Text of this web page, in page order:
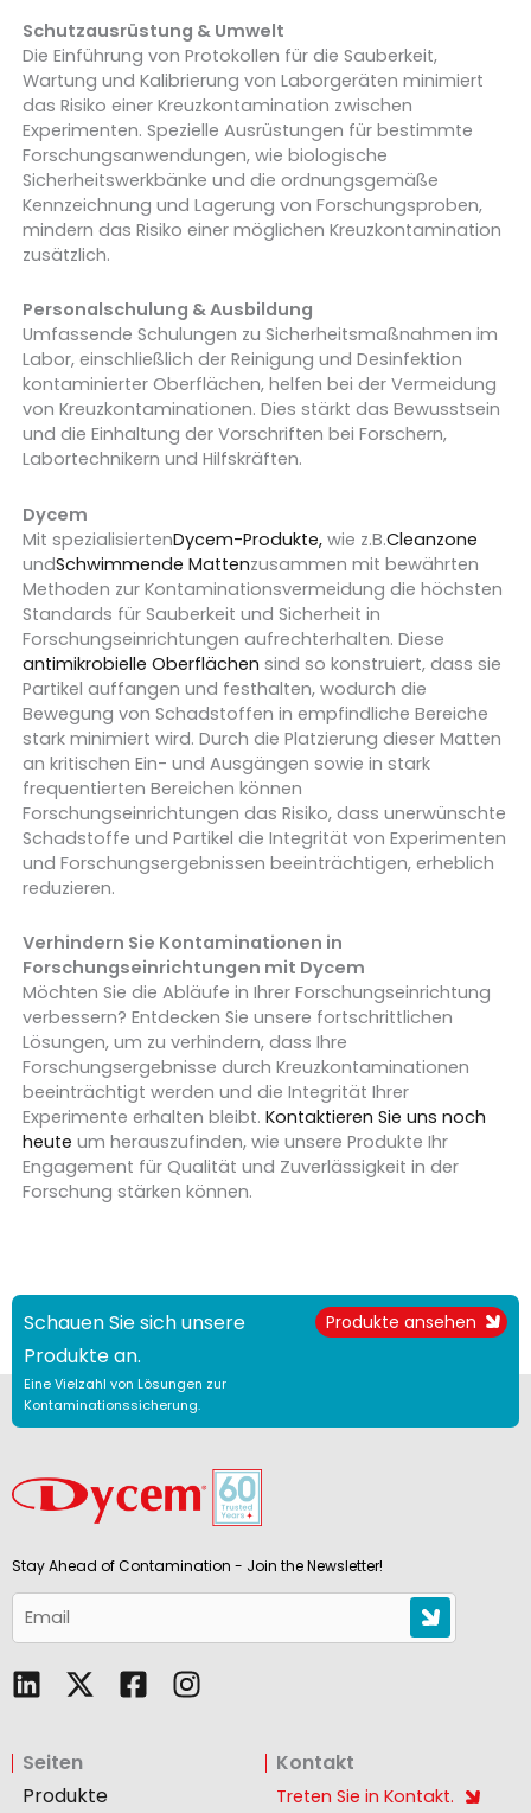
Schutzausrüstung & Umwelt
Die Einführung von Protokollen für die Sauberkeit,
Wartung und Kalibrierung von Laborgeräten minimiert
das Risiko einer Kreuzkontamination zwischen
Experimenten. Spezielle Ausrüstungen für bestimmte
Forschungsanwendungen, wie biologische
Sicherheitswerkbänke und die ordnungsgemäße
Kennzeichnung und Lagerung von Forschungsproben,
mindern das Risiko einer möglichen Kreuzkontamination
zusätzlich.
Personalschulung & Ausbildung
Umfassende Schulungen zu Sicherheitsmaßnahmen im
Labor, einschließlich der Reinigung und Desinfektion
kontaminierter Oberflächen, helfen bei der Vermeidung
von Kreuzkontaminationen. Dies stärkt das Bewusstsein
und die Einhaltung der Vorschriften bei Forschern,
Labortechnikern und Hilfskräften.
Dycem
Mit spezialisiertenDycem-Produkte,wie z.B.Cleanzone
undSchwimmende Mattenzusammen mit bewährten
Methoden zur Kontaminationsvermeidung die höchsten
Standards für Sauberkeit und Sicherheit in
Forschungseinrichtungen aufrechterhalten. Diese
antimikrobielle Oberflächen sind so konstruiert, dass sie
Partikel auffangen und festhalten, wodurch die
Bewegung von Schadstoffen in empfindliche Bereiche
stark minimiert wird. Durch die Platzierung dieser Matten
an kritischen Ein- und Ausgängen sowie in stark
frequentierten Bereichen können
Forschungseinrichtungen das Risiko, dass unerwünschte
Schadstoffe und Partikel die Integrität von Experimenten
und Forschungsergebnissen beeinträchtigen, erheblich
reduzieren.
Verhindern Sie Kontaminationen in
Forschungseinrichtungen mit Dycem
Möchten Sie die Abläufe in Ihrer Forschungseinrichtung
verbessern? Entdecken Sie unsere fortschrittlichen
Lösungen, um zu verhindern, dass Ihre
Forschungsergebnisse durch Kreuzkontaminationen
beeinträchtigt werden und die Integrität Ihrer
Experimente erhalten bleibt. Kontaktieren Sie uns noch
heute um herauszufinden, wie unsere Produkte Ihr
Engagement für Qualität und Zuverlässigkeit in der
Forschung stärken können.
Schauen Sie sich unsere
Produkte an.
Eine Vielzahl von Lösungen zur
Kontaminationssicherung.
Produkte ansehen
Stay Ahead of Contamination - Join the Newsletter!
L
k
e
F I
Seiten
Produkte
Kontakt
Treten Sie in Kontakt.